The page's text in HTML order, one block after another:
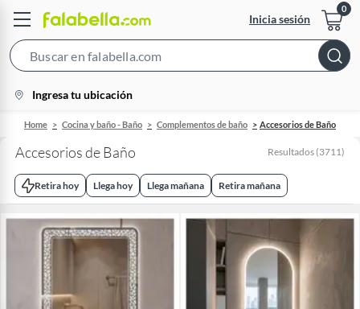
Inicia sesión
Bar
location-
icon
Ingresa tu ubicación
Home Cocina y baño - Baño Complementos de baño Accesorios de Baño
Accesorios de Baño Resultados (3711)
Retira hoy Llega hoy Llega mañana Retira mañana